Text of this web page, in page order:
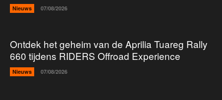
Nieuws 07/08/2026
Ontdek het geheim van de Aprilia Tuareg Rally
660 tijdens RIDERS Offroad Experience
Nieuws 07/08/2026